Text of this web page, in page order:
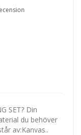
SET? Din
du behöver
av:Kanvas..